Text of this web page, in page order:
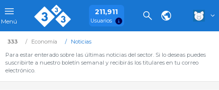
Menú
211,911
Usuarios
333 Economía
Noticias
Para estar enterado sobre las últimas noticias del sector. Si lo deseas puedes
suscribirte a nuestro boletín semanal y recibirás los titulares en tu correo
electrónico.